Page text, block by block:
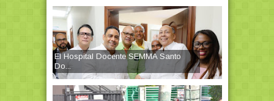
El Hospital Docente SEMMA Santo
Do...